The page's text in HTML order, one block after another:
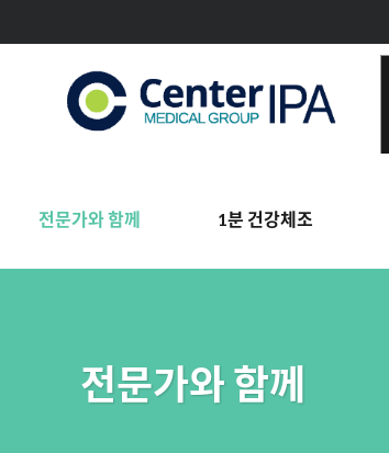
전문가와 함께 1분 건강체조
전문가와 함께